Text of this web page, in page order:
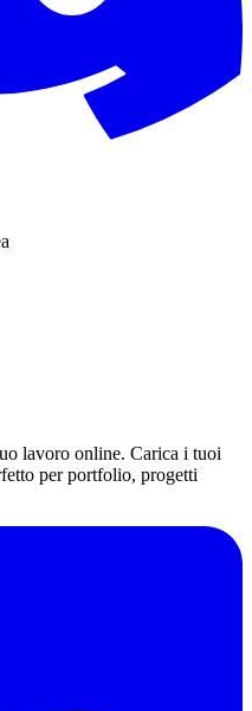
lavoro online. Carica i tuoi
per portfolio, progetti